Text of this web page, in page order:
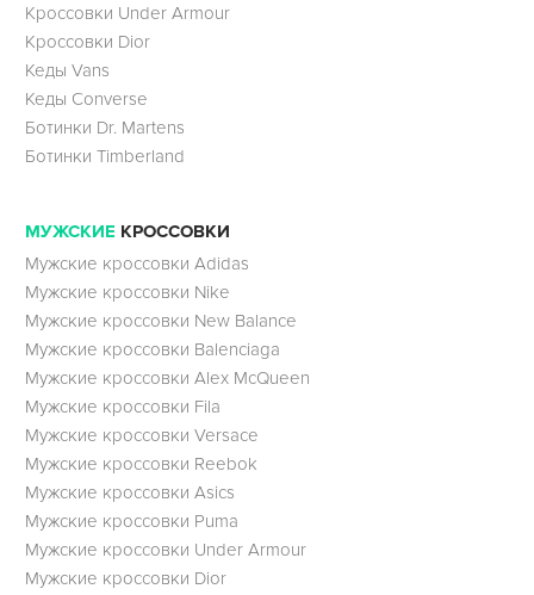
Кроссовки Under Armour
Кроссовки Dior
Кеды Vans
Кеды Converse
Ботинки Dr. Martens
Ботинки Timberland
МУЖСКИЕ КРОССОВКИ
Мужские кроссовки Adidas
Мужские кроссовки Nike
Мужские кроссовки New Balance
Мужские кроссовки Balenciaga
Мужские кроссовки Alex McQueen
Мужские кроссовки Fila
Мужские кроссовки Versace
Мужские кроссовки Reebok
Мужские кроссовки Asics
Мужские кроссовки Puma
Мужские кроссовки Under Armour
Мужские кроссовки Dior